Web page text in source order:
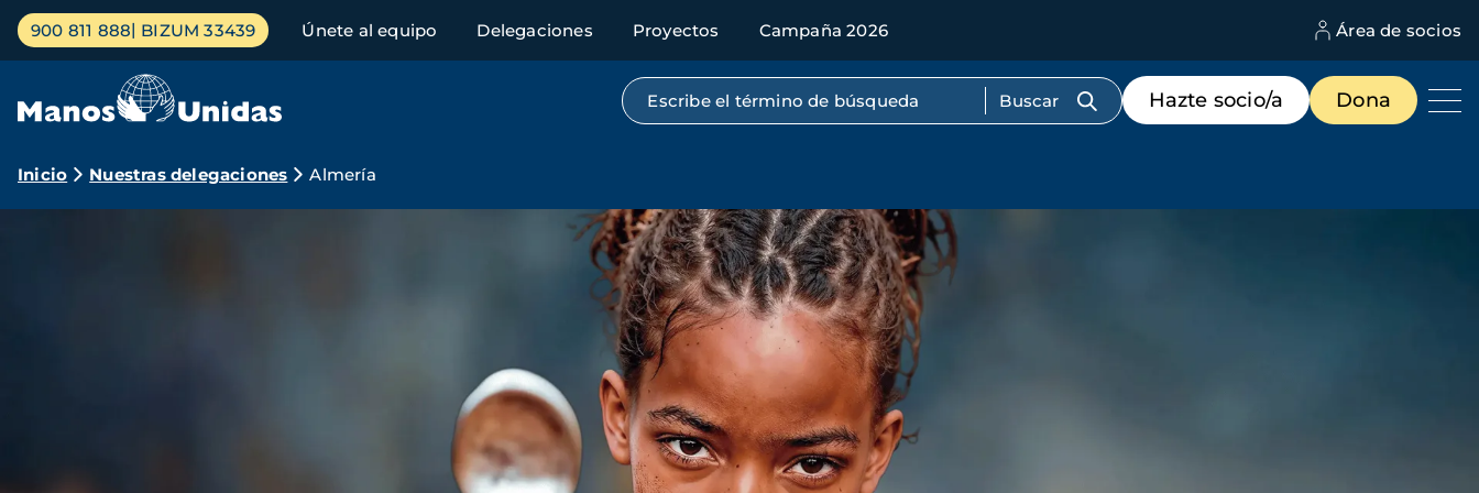
Pasar
contenido
Menú
principal
900 811 888 BIZUM 33439 Únete al equipo Delegaciones Proyectos Campaña 2026 Área de socios
Búsqueda por texto completo
Menú
de
destacados
Hazte socio/a Dona
Ruta
Inicio Nuestras delegaciones Almería